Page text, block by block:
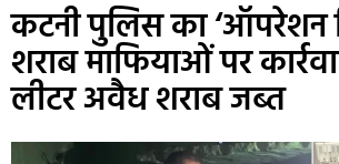
कटनी पुलिस का ‘ऑपरेशन
शराब माफियाओं पर
लीटर अवैध शराब जब्त